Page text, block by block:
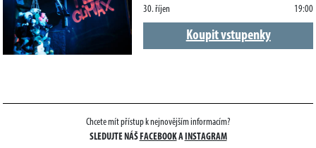
30. říjen 19:00
Koupit vstupenky
Chcete mít přístup k nejnovějším informacím?
SLEDUJTE NÁŠ FACEBOOKA INSTAGRAM